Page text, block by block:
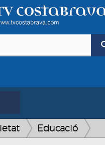
Educació